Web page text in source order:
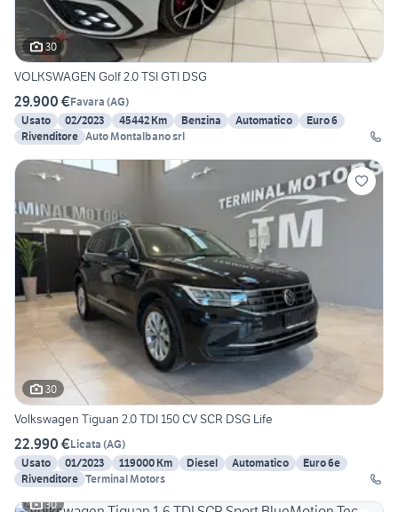
30
VOLKSWAGEN Golf 2.0 TSI GTI DSG
29.900 €Favara (AG)
Usato
02/2023 45442 Km Benzina Automatico
Euro 6
Rivenditore Auto Montalbano srl
30
Volkswagen Tiguan 2.0 TDI 150 CV SCR DSG Life
22.990 €Licata (AG)
Usato
01/2023 119000 Km Diesel Automatico
Euro 6e
Rivenditore Terminal Motors
30